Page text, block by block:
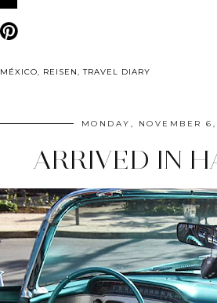
MÉXICO, REISEN,TRAVEL DIARY
MONDAY, NOVEMBER
ARRIVED IN